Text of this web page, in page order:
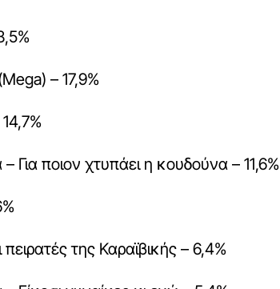
– 17,9%
– Για ποιον χτυπάει η κουδούνα – 11,6%
πειρατές της Καραϊβικής – 6,4%